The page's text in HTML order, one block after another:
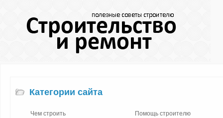
Категории сайта
Чем строить
Помощь строителю